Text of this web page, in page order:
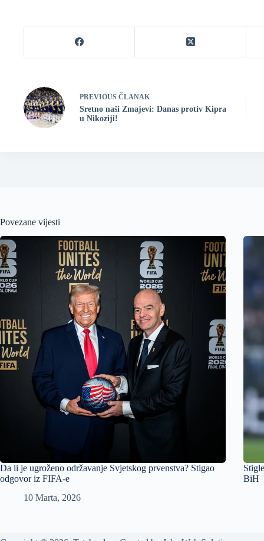
PREVIOUS ČLANAK
Sretno naši Zmajevi: Danas protiv Kipra
u Nikoziji!
Povezane vijesti
Da li je ugroženo održavanje Svjetskog prvenstva? Stigao
odgovor iz FIFA-e
10 Marta, 2026
BiH